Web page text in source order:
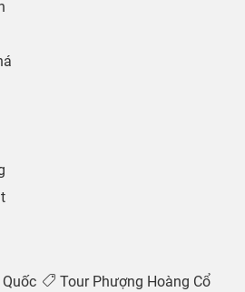
Tour Phượng Hoàng Cổ